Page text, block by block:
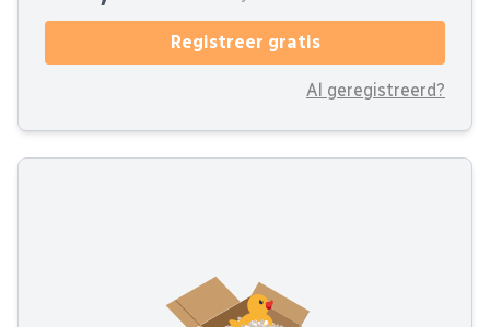
Registreer gratis
Al geregistreerd?